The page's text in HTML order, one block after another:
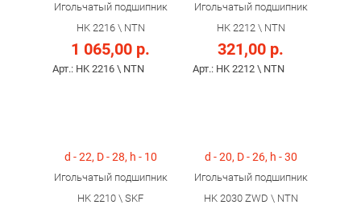
Игольчатый подшипник
HK 2216 \ NTN
1 065,00 р.
Арт.: HK 2216 \ NTN
Игольчатый подшипник
HK 2212 \ NTN
321,00 р.
Арт.: HK 2212 \ NTN
d - 22, D - 28, h - 10
Игольчатый подшипник
HK 2210 \ SKF
d - 20, D - 26, h - 30
Игольчатый подшипник
HK 2030 ZWD \ NTN